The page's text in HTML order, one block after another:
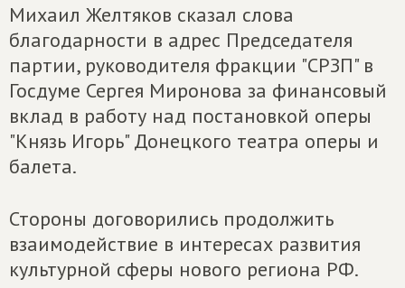
Михаил Желтяков сказал слова
благодарности в адрес Председателя
партии, руководителя фракции "СРЗП" в
Госдуме Сергея Миронова за финансовый
вклад в работу над постановкой оперы
"Князь Игорь" Донецкого театра оперы и
балета.
Стороны договорились продолжить
взаимодействие в интересах развития
культурной сферы нового региона РФ.